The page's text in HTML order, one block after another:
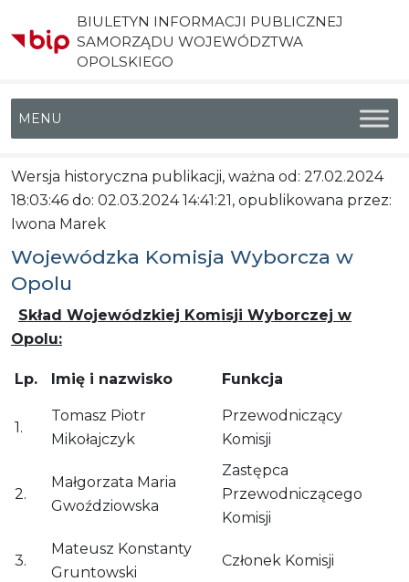
BIULETYN INFORMACJI PUBLICZNEJ
SAMORZĄDU WOJEWÓDZTWA
OPOLSKIEGO
Menu główne
Wersja historyczna publikacji, ważna od: 27.02.2024
18:03:46 do: 02.03.2024 14:41:21, opublikowana przez:
Iwona Marek
Wojewódzka Komisja Wyborcza w
Opolu
Skład Wojewódzkiej Komisji Wyborczej w
Opolu:
Lp. Imię i nazwisko Funkcja
1.
Tomasz Piotr
Mikołajczyk
Przewodniczący
Komisji
2.
Małgorzata Maria
Gwoździowska
Zastępca
Przewodniczącego
Komisji
3.
Mateusz Konstanty
Gruntowski
Członek Komisji